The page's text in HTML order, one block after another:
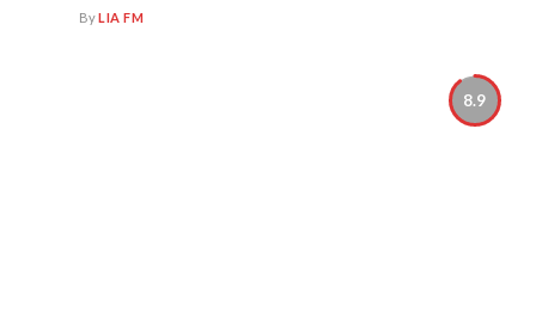
ByLIA FM
8.9